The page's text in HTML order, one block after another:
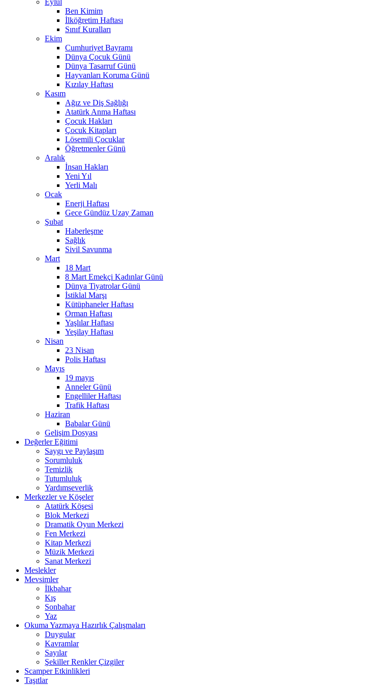
Ben Kimim
İlköğretim Haftası
Sınıf Kuralları
Ekim
Cumhuriyet Bayramı
Dünya Çocuk Günü
Dünya Tasarruf Günü
Hayvanları Koruma Günü
Kızılay Haftası
Kasım
Ağız ve Diş Sağlığı
Atatürk Anma Haftası
Çocuk Hakları
Çocuk Kitapları
Lösemili Çocuklar
Öğretmenler Günü
Aralık
İnsan Hakları
Yeni Yıl
Yerli Malı
Ocak
Enerji Haftası
Gece Gündüz Uzay Zaman
Şubat
Haberleşme
Sağlık
Sivil Savunma
Mart
18 Mart
8 Mart Emekçi Kadınlar Günü
Dünya Tiyatrolar Günü
İstiklal Marşı
Kütüphaneler Haftası
Orman Haftası
Yaşlılar Haftası
Yeşilay Haftası
Nisan
23 Nisan
Polis Haftası
Mayıs
19 mayıs
Anneler Günü
Engelliler Haftası
Trafik Haftası
Haziran
Babalar Günü
Gelişim Dosyası
Değerler Eğitimi
Saygı ve Paylaşım
Sorumluluk
Temizlik
Tutumluluk
Yardımseverlik
Merkezler ve Köşeler
Atatürk Köşesi
Blok Merkezi
Dramatik Oyun Merkezi
Fen Merkezi
Kitap Merkezi
Müzik Merkezi
Sanat Merkezi
Meslekler
Mevsimler
İlkbahar
Kış
Sonbahar
Yaz
Okuma Yazmaya Hazırlık Çalışmaları
Duygular
Kavramlar
Sayılar
Şekiller Renkler Çizgiler
Scamper Etkinlikleri
Taşıtlar